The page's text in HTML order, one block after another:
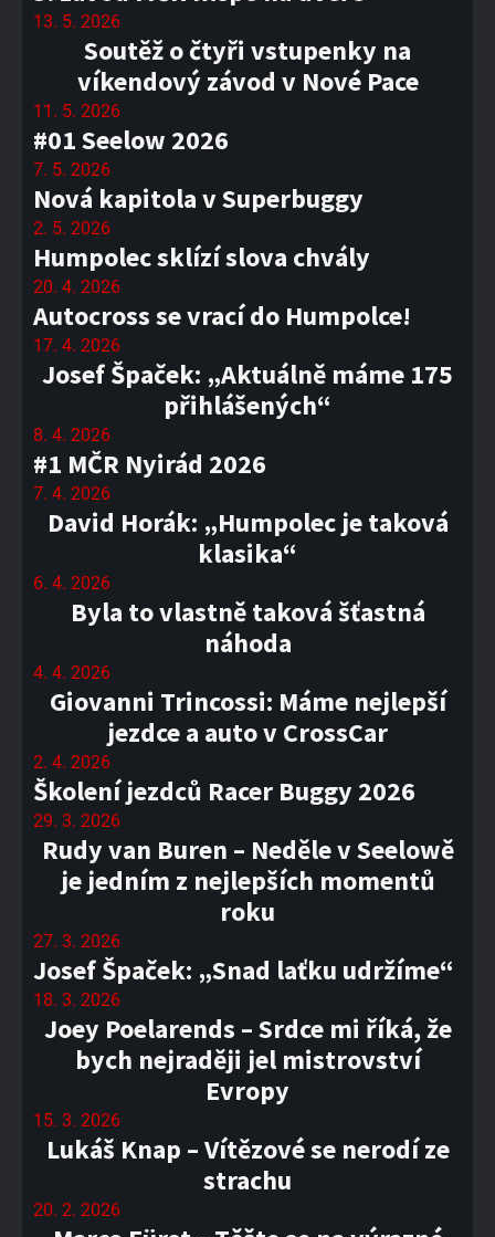
13. 5. 2026
Soutěž o čtyři vstupenky na
víkendový závod v Nové Pace
11. 5. 2026
#01 Seelow 2026
7. 5. 2026
Nová kapitola v Superbuggy
2. 5. 2026
Humpolec sklízí slova chvály
20. 4. 2026
Autocross se vrací do Humpolce!
17. 4. 2026
Josef Špaček: „Aktuálně máme 175
přihlášených“
8. 4. 2026
#1 MČR Nyirád 2026
7. 4. 2026
David Horák: „Humpolec je taková
klasika“
6. 4. 2026
Byla to vlastně taková šťastná
náhoda
4. 4. 2026
Giovanni Trincossi: Máme nejlepší
jezdce a auto v CrossCar
2. 4. 2026
Školení jezdců Racer Buggy 2026
29. 3. 2026
Rudy van Buren – Neděle v Seelowě
je jedním z nejlepších momentů
roku
27. 3. 2026
Josef Špaček: „Snad laťku udržíme“
18. 3. 2026
Joey Poelarends – Srdce mi říká, že
bych nejraději jel mistrovství
Evropy
15. 3. 2026
Lukáš Knap – Vítězové se nerodí ze
strachu
20. 2. 2026